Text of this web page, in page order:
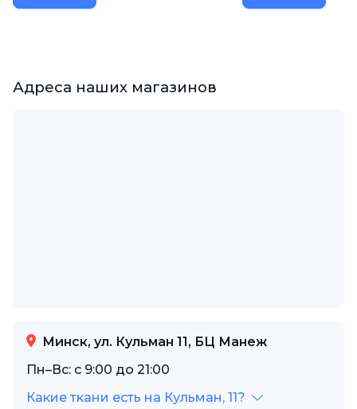
Адреса наших магазинов
Минск, ул. Кульман 11, БЦ Манеж
Пн–Вс: с 9:00 до 21:00
Какие ткани есть на Кульман, 11?